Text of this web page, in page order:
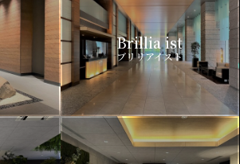
Brillia ist
ブリリアイスト